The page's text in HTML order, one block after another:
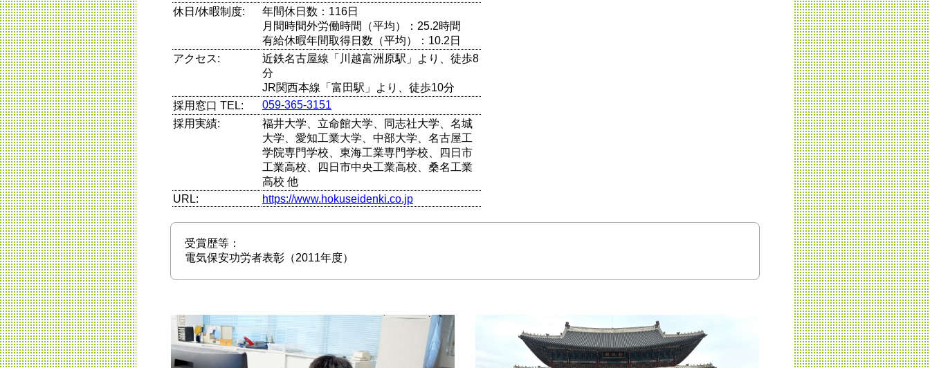
休日/休暇制度:
年間休日数：116日
月間時間外労働時間（平均）：25.2時間
有給休暇年間取得日数（平均）：10.2日
アクセス:
近鉄名古屋線「川越富洲原駅」より、徒歩8
分
JR関西本線「富田駅」より、徒歩10分
採用窓口 TEL:
059-365-3151
採用実績:
福井大学、立命館大学、同志社大学、名城
大学、愛知工業大学、中部大学、名古屋工
学院専門学校、東海工業専門学校、四日市
工業高校、四日市中央工業高校、桑名工業
高校 他
URL:
https://www.hokuseidenki.co.jp
受賞歴等：
電気保安功労者表彰（2011年度）